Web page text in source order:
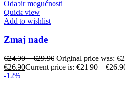
Odabir mogućnosti
Quick view
Add to wishlist
Zmaj nade
€24.90–€29.90 Original price was:
€26.90Current price is: €21.90 –
-12%